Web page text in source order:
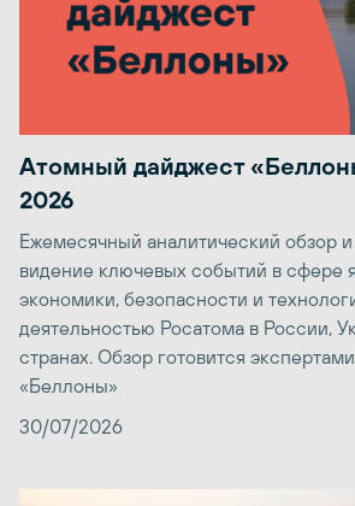
Атомный дайджест
2026
Ежемесячный аналитический обзор
видение ключевых событий в сфере
экономики, безопасности и
деятельностью Росатома в России,
странах. Обзор готовится
«Беллоны»
30/07/2026